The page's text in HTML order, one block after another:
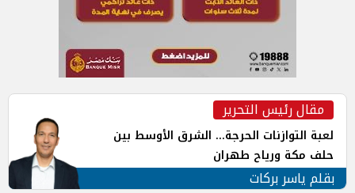
مقال رئيس التحرير
لعبة التوازنات الحرجة... الشرق الأوسط بين
حلف مكة ورياح طهران
بقلم ياسر بركات